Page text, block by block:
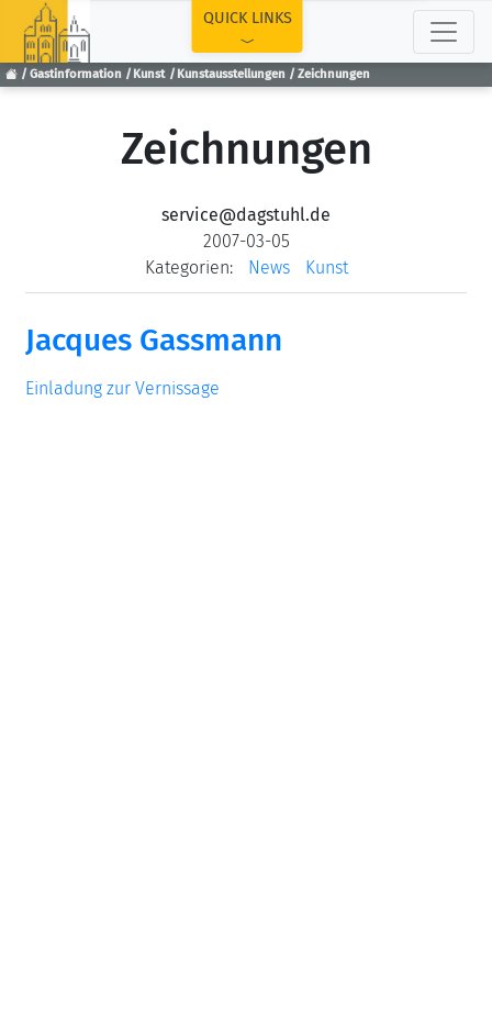
Gastinformation Kunst Kunstausstellungen Zeichnungen
QUICK LINKS
Zeichnungen
service@dagstuhl.de
2007-03-05
Kategorien:
News Kunst
Jacques Gassmann
Einladung zur Vernissage